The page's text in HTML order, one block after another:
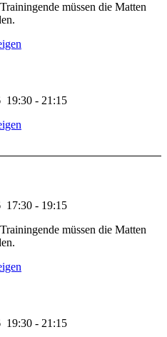
müssen die Matten
19:30 - 21:15
17:30 - 19:15
müssen die Matten
19:30 - 21:15